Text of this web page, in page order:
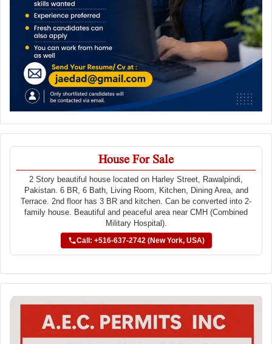
House For Sale
2 Story beautiful house located on Harley Street, Rawalpindi,
Pakistan. 6 BR, 6 Bath, Living Room, Kitchen, Dining Area, and
Terrace. 2nd floor has 3 BR and kitchen. Can be converted into 2-
family house. Beautiful and peaceful area near CMH (Combined
Military Hospital).
Call: +516-637-2742 (New York, USA)